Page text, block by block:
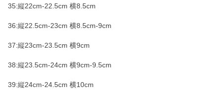
35:縦22cm-22.5cm 横8.5cm
36:縦22.5cm-23cm 横8.5cm-9cm
37:縦23cm-23.5cm 横9cm
38:縦23.5cm-24cm 横9cm-9.5cm
39:縦24cm-24.5cm 横10cm